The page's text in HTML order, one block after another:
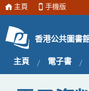
主頁 手機版
香港公共圖書
主頁 電子書